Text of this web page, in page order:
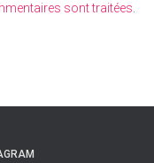
sont traitées